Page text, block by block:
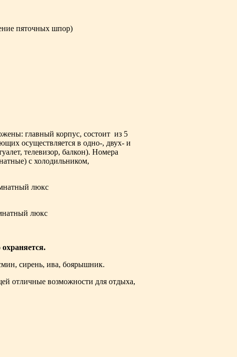
пяточных шпор)
главный корпус, состоит из 5
осуществляется в одно-, двух- и
телевизор, балкон). Номера
с холодильником,
сирень, ива, боярышник.
отличные возможности для отдыха,